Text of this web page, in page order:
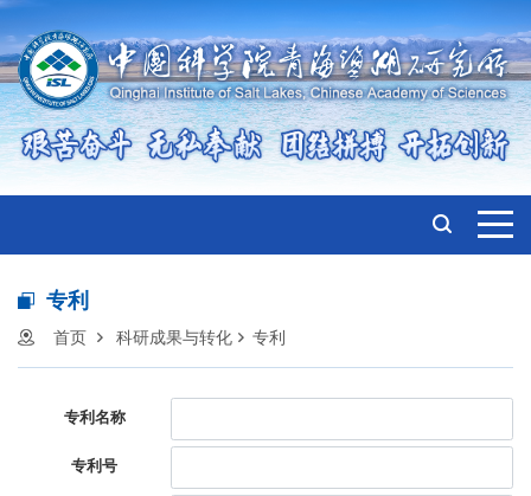
专利
首页 科研成果与转化 专利
专利名称
专利号